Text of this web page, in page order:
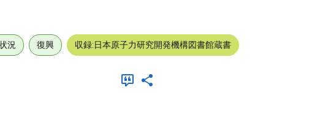
況 復興 収録:日本原子力研究開発機構図書館蔵書